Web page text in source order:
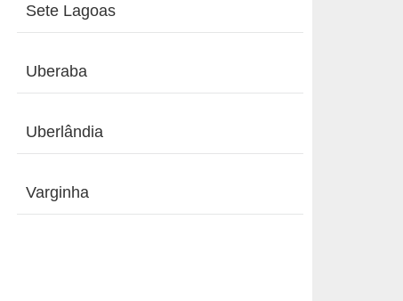
Sete Lagoas
Uberaba
Uberlândia
Varginha